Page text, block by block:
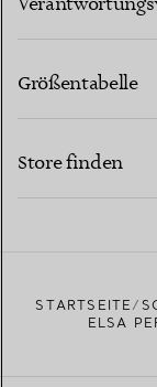
Größentabelle
Store finden
STARTSEITE
ELSA